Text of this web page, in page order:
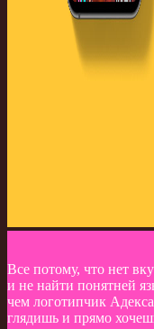
Все потому, что нет
и не найти понятней
чем логотипчик
глядишь и прямо